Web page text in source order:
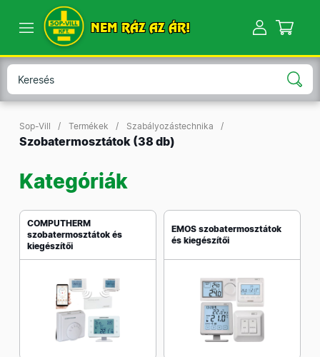
NEM RÁZ AZ ÁR!
Sop-Vill Termékek Szabályozástechnika
Szobatermosztátok (38 db)
Kategóriák
COMPUTHERM
szobatermosztátok és
kiegészítői
EMOS szobatermosztátok
és kiegészítői